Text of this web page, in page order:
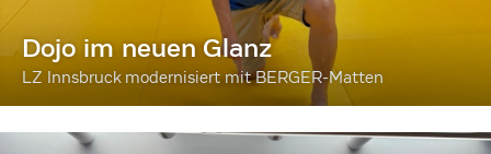
Dojo im neuen Glanz
LZ Innsbruck modernisiert mit BERGER-Matten